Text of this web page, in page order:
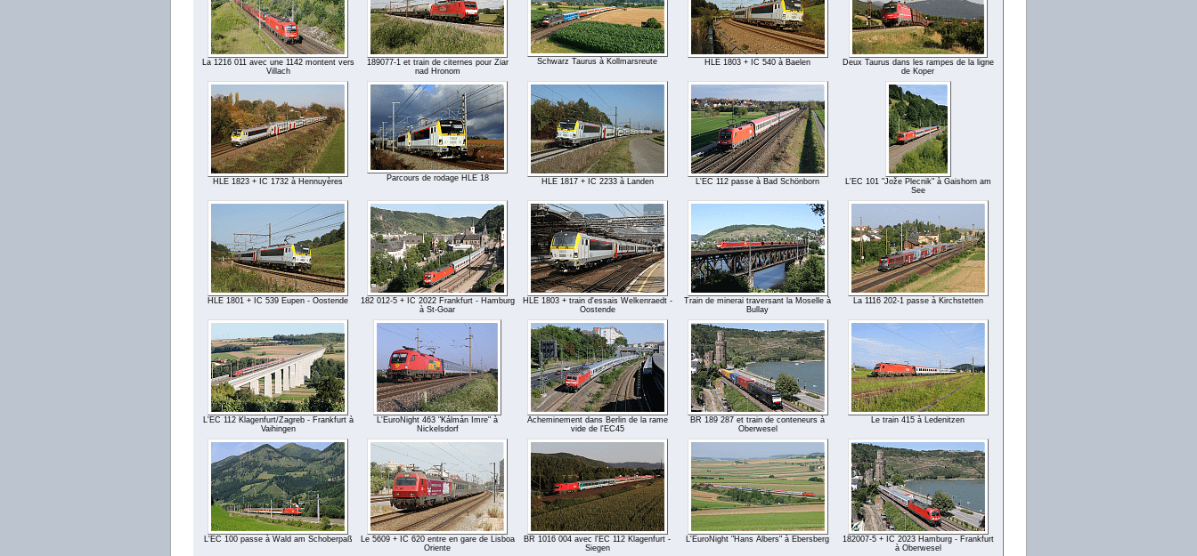
La 1216 011 avec une 1142 montent vers
Villach
189077-1 et train de citernes pour Ziar
nad Hronom
Schwarz Taurus à Kollmarsreute HLE 1803 + IC 540 à Baelen
Deux Taurus dans les rampes de la ligne
de Koper
HLE 1823 + IC 1732 à Hennuyères Parcours de rodage HLE 18 HLE 1817 + IC 2233 à Landen L'EC 112 passe à Bad Schönborn
L'EC 101 "Jože Plecnik" à Gaishorn am
See
HLE 1801 + IC 539 Eupen - Oostende
182 012-5 + IC 2022 Frankfurt - Hamburg
à St-Goar
HLE 1803 + train d'essais Welkenraedt -
Oostende
Train de minerai traversant la Moselle à
Bullay
La 1116 202-1 passe à Kirchstetten
L'EC 112 Klagenfurt/Zagreb - Frankfurt à
Vaihingen
L'EuroNight 463 "Kálmán Imre" à
Nickelsdorf
Acheminement dans Berlin de la rame
vide de l'EC45
BR 189 287 et train de conteneurs à
Oberwesel
Le train 415 à Ledenitzen
L'EC 100 passe à Wald am Schoberpaß
Le 5609 + IC 620 entre en gare de Lisboa
Oriente
BR 1016 004 avec l'EC 112 Klagenfurt -
Siegen
L'EuroNight "Hans Albers" à Ebersberg
182007-5 + IC 2023 Hamburg - Frankfurt
à Oberwesel